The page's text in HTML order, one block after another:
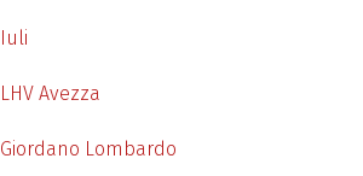
Iuli
LHV Avezza
Giordano Lombardo